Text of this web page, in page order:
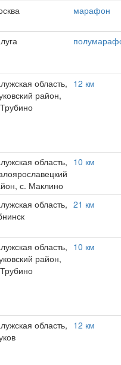
марафон
область,
район,
12 км
область,
с. Маклино
10 км
область, 21 км
область,
район,
10 км
область,
12 км